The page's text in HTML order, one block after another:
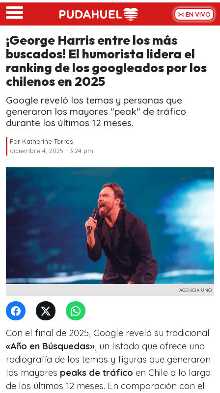
Skip to main content
EN VIVO
¡George Harris entre los más
buscados! El humorista lidera el
ranking de los googleados por los
chilenos en 2025
Google reveló los temas y personas que
generaron los mayores "peak" de tráfico
durante los últimos 12 meses.
Por Katherine Torres
diciembre 4, 2025 - 3:24 pm
AGENCIA UNO
Con el final de 2025, Google reveló su tradicional
«Año en Búsquedas», un listado que ofrece una
radiografía de los temas y figuras que generaron
los mayores peaks de tráfico en Chile a lo largo
de los últimos 12 meses. En comparación con el